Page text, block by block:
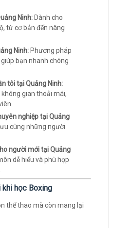
Ninh:Dành cho
từ cơ bản đến nâng
Ninh:Phương pháp
bạn nhanh chóng
tôi tại Quảng Ninh:
gian thoải mái,
nghiệp tại Quảng
cùng những người
người mới tại Quảng
dễ hiểu và phù hợp
học Boxing
thể thao mà còn mang lại